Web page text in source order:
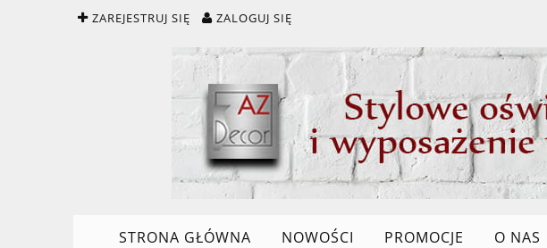
ZAREJESTRUJ SIĘ ZALOGUJ SIĘ
STRONA GŁÓWNA NOWOŚCI PROMOCJE O NAS